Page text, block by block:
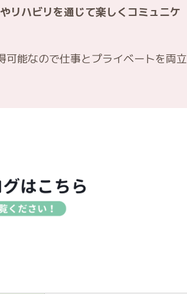
リハビリを通じて楽しくコミュニケ
可能なので仕事とプライベートを両立